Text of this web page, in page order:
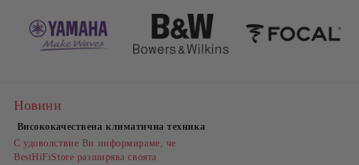
Новини
Висококачествена климатична техника
С удоволствие Ви информираме, че
BestHiFiStore разширява своята